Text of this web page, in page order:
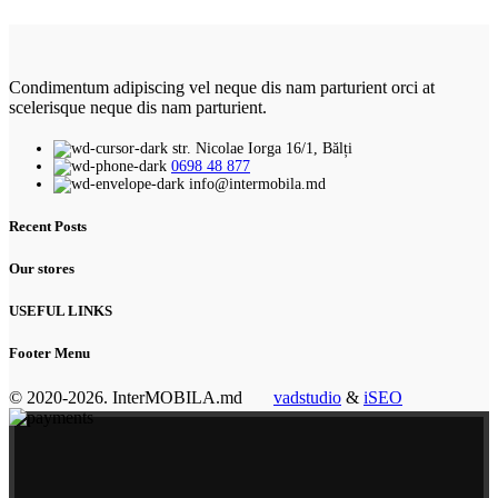
Condimentum adipiscing vel neque dis nam parturient orci at
scelerisque neque dis nam parturient.
str. Nicolae Iorga 16/1, Bălți
0698 48 877
info@intermobila.md
Recent Posts
Our stores
USEFUL LINKS
Footer Menu
© 2020-2026. InterMOBILA.md vadstudio & iSEO